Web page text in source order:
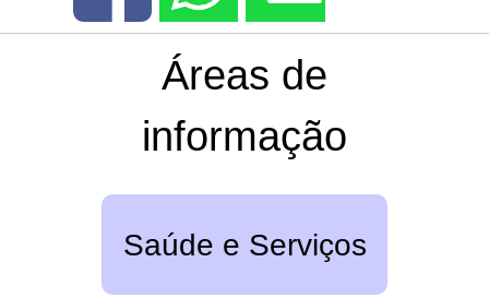
Áreas de
informação
Saúde e Serviços